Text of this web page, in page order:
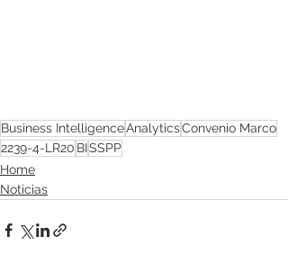
Business IntelligenceAnalyticsConvenio Marco
2239-4-LR20 BISSPP
Home
Noticias